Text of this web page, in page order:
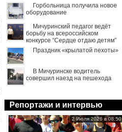
Горбольница получила новое
оборудование
Мичуринский педагог ведёт
борьбу на всероссийском
конкурсе “Сердце отдаю детям”
Праздник «крылатой пехоты»
В Мичуринске водитель
совершил наезд на пешехода
Репортажи и интервью
2 Июля 2026 в 08:50